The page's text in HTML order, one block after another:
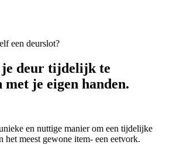
een deurslot?
deur tijdelijk te
je eigen handen.
en nuttige manier om een tijdelijke
het meest gewone item- een eetvork.